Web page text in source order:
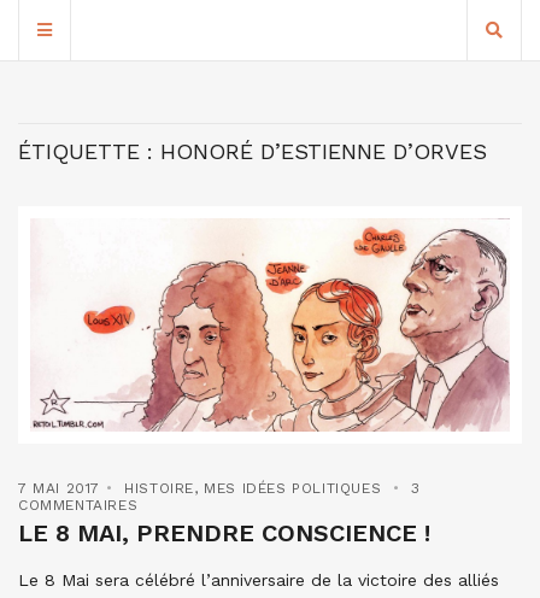
ÉTIQUETTE : HONORÉ D’ESTIENNE D’ORVES
7 MAI 2017 HISTOIRE, MES IDÉES POLITIQUES
3
COMMENTAIRES
LE 8 MAI, PRENDRE CONSCIENCE !
Le 8 Mai sera célébré l’anniversaire de la victoire des alliés